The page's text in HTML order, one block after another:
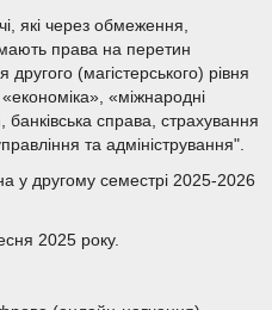
які через обмеження,
права на перетин
(магістерського) рівня
«міжнародні
банківська справа, страхування
та адміністрування".
у другому семестрі 2025-2026
2025 року.